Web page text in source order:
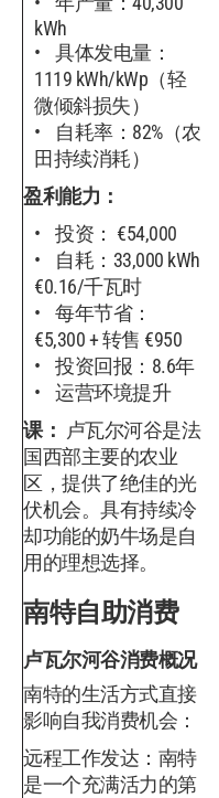
kWh
具体发电量：
1119 kWh/kWp（轻
微倾斜损失）
自耗率：82%（农
田持续消耗）
盈利能力：
投资： €54,000
自耗：33,000 kWh
€0.16/千瓦时
每年节省：
€5,300 + 转售 €950
投资回报：8.6年
运营环境提升
课：
卢瓦尔河谷是法
国西部主要的农业
区，提供了绝佳的光
伏机会。具有持续冷
却功能的奶牛场是自
用的理想选择。
南特自助消费
卢瓦尔河谷消费概况
南特的生活方式直接
影响自我消费机会：
远程工作发达：南特
是一个充满活力的第